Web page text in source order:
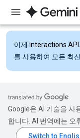
이제 Interactions API
를 사용하여 모든 최
Google은 AI 기술을 사
합니다. AI 번역에는 오